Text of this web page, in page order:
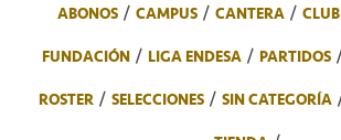
ABONOS CAMPUS CANTERA CLUB
FUNDACIÓN
LIGA ENDESA PARTIDOS
ROSTER
SELECCIONES SIN CATEGORÍA